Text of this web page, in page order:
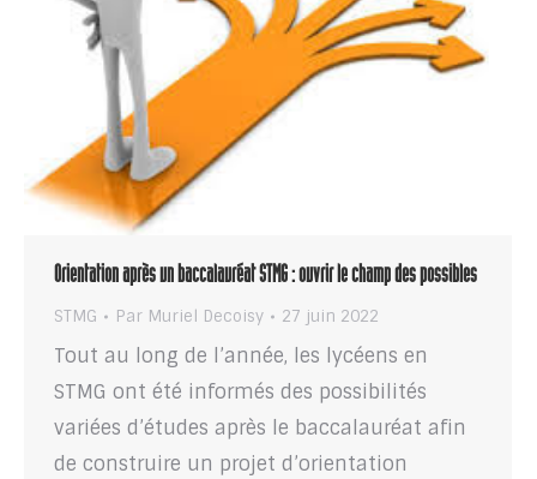
Orientation après un baccalauréat STMG : ouvrir le champ des possibles
STMG Par Muriel Decoisy 27 juin 2022
Tout au long de l’année, les lycéens en
STMG ont été informés des possibilités
variées d’études après le baccalauréat afin
de construire un projet d’orientation